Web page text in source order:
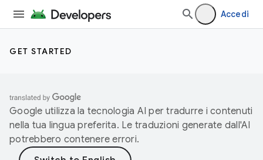
Accedi
GET STARTED
Google utilizza la tecnologia AI per tradurre i contenuti
nella tua lingua preferita. Le traduzioni generate dall'AI
potrebbero contenere errori.